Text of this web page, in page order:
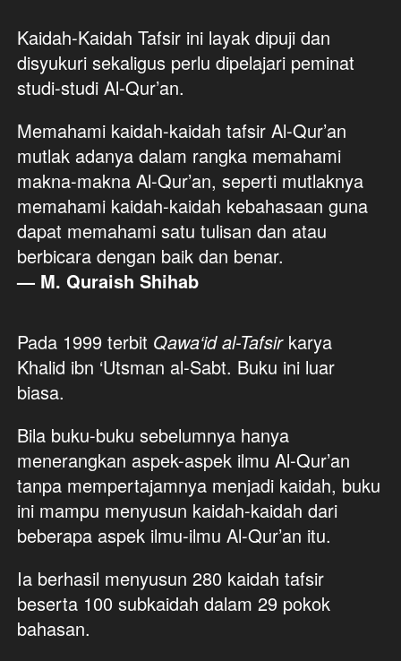
Kaidah-Kaidah Tafsir ini layak dipuji dan
disyukuri sekaligus perlu dipelajari peminat
studi-studi Al-Qur’an.
Memahami kaidah-kaidah tafsir Al-Qur’an
mutlak adanya dalam rangka memahami
makna-makna Al-Qur’an, seperti mutlaknya
memahami kaidah-kaidah kebahasaan guna
dapat memahami satu tulisan dan atau
berbicara dengan baik dan benar.
— M. Quraish Shihab
Pada 1999 terbit Qawa‘id al-Tafsir karya
Khalid ibn ‘Utsman al-Sabt. Buku ini luar
biasa.
Bila buku-buku sebelumnya hanya
menerangkan aspek-aspek ilmu Al-Qur’an
tanpa mempertajamnya menjadi kaidah, buku
ini mampu menyusun kaidah-kaidah dari
beberapa aspek ilmu-ilmu Al-Qur’an itu.
Ia berhasil menyusun 280 kaidah tafsir
beserta 100 subkaidah dalam 29 pokok
bahasan.